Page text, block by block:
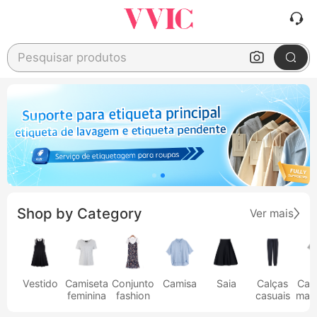
Pesquisar produtos
Shop by Category Ver mais
Vestido
Camiseta
feminina
Conjunto
fashion
Camisa Saia
Calças
casuais